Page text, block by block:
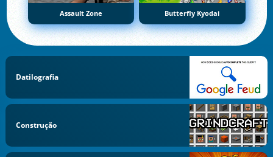
Assault Zone Butterfly Kyodai
Datilografia
Construção